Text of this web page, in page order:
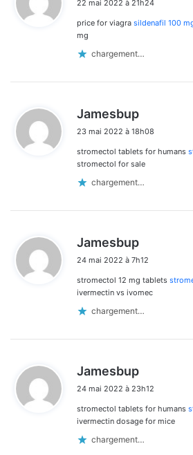
t
22 mai 2022 à 21h24
price for viagra sildenafil 100
mg
chargement…
Jamesbup
t
:
23 mai 2022 à 18h08
stromectol tablets for humans
stromectol for sale
chargement…
Jamesbup
t
:
24 mai 2022 à 7h12
stromectol 12 mg tablets
ivermectin vs ivomec
chargement…
Jamesbup
t
:
24 mai 2022 à 23h12
stromectol tablets for humans
ivermectin dosage for mice
chargement…